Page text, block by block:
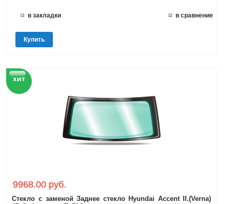
в закладки в сравнение
Купить
хит
9968.00 руб.
Стекло с заменой Заднее стекло Hyundai Accent II.(Verna)